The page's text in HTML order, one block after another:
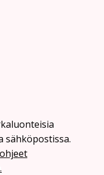
sähköpostissa.